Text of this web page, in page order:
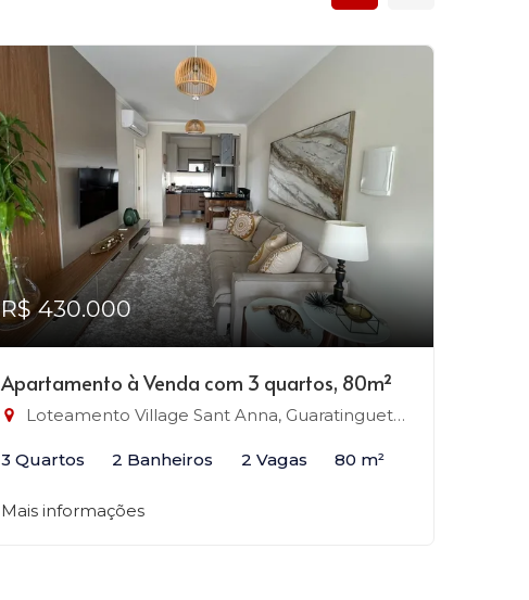
R$ 430.000
Apartamento à Venda com 3 quartos, 80m²
Loteamento Village Sant Anna, Guaratinguetá-SP
3 Quartos 2 Banheiros 2 Vagas 80 m²
Mais informações